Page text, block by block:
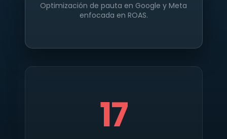
Optimización de pauta en Google y Meta
enfocada en ROAS.
17